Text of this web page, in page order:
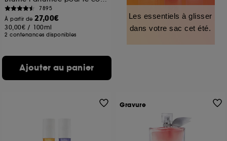
7895
À partir de27,00€
30,00€ / 100ml
2 contenances disponibles
Ajouter au panier
Les essentiels à glisser
dans votre sac cet été.
Gravure